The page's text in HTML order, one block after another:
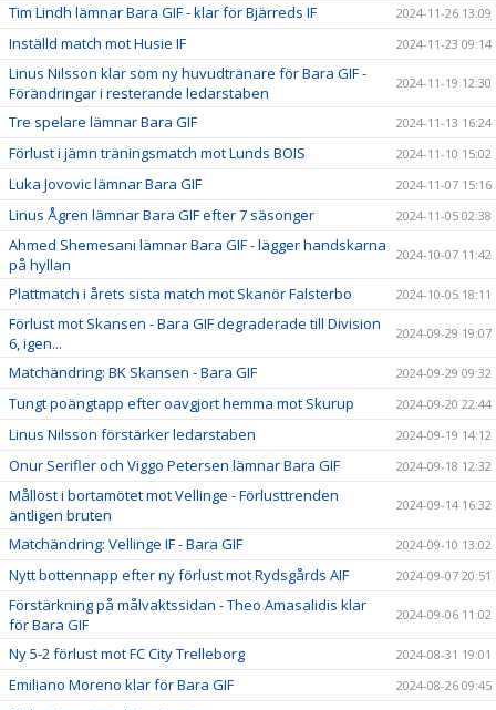
Tim Lindh lämnar Bara GIF - klar för Bjärreds IF 2024-11-26 13:09
Inställd match mot Husie IF 2024-11-23 09:14
Linus Nilsson klar som ny huvudtränare för Bara GIF -
Förändringar i resterande ledarstaben
2024-11-19 12:30
Tre spelare lämnar Bara GIF 2024-11-13 16:24
Förlust i jämn träningsmatch mot Lunds BOIS 2024-11-10 15:02
Luka Jovovic lämnar Bara GIF 2024-11-07 15:16
Linus Ågren lämnar Bara GIF efter 7 säsonger 2024-11-05 02:38
Ahmed Shemesani lämnar Bara GIF - lägger handskarna
på hyllan
2024-10-07 11:42
Plattmatch i årets sista match mot Skanör Falsterbo 2024-10-05 18:11
Förlust mot Skansen - Bara GIF degraderade till Division
6, igen...
2024-09-29 19:07
Matchändring: BK Skansen - Bara GIF 2024-09-29 09:32
Tungt poängtapp efter oavgjort hemma mot Skurup 2024-09-20 22:44
Linus Nilsson förstärker ledarstaben 2024-09-19 14:12
Onur Serifler och Viggo Petersen lämnar Bara GIF 2024-09-18 12:32
Mållöst i bortamötet mot Vellinge - Förlusttrenden
äntligen bruten
2024-09-14 16:32
Matchändring: Vellinge IF - Bara GIF 2024-09-10 13:02
Nytt bottennapp efter ny förlust mot Rydsgårds AIF 2024-09-07 20:51
Förstärkning på målvaktssidan - Theo Amasalidis klar
för Bara GIF
2024-09-06 11:02
Ny 5-2 förlust mot FC City Trelleborg 2024-08-31 19:01
Emiliano Moreno klar för Bara GIF 2024-08-26 09:45